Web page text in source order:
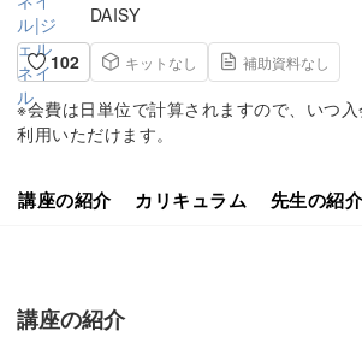
DAISY
102
キットなし 補助資料なし
※会費は日単位で計算されますので、いつ
利用いただけます。
講座の紹介 カリキュラム 先生の紹介
講座の紹介